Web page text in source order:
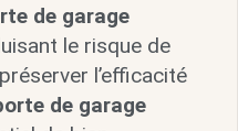
de garage
le risque de
l’efficacité
de garage